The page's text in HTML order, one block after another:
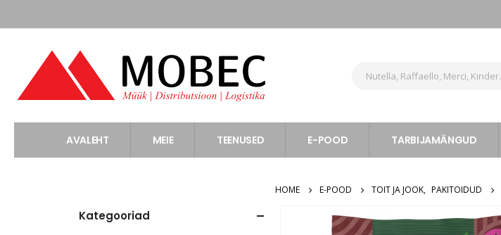
AVALEHT MEIE TEENUSED E-POOD TARBIJAMÄNGUD
HOME E-POOD TOIT JA JOOK, PAKITOIDUD
Kategooriad